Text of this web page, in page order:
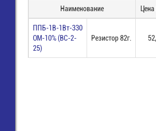
Наименование
ППБ-1В-1Вт-330
ОМ-10% (ВС-2-
25)
Резистор 82г.